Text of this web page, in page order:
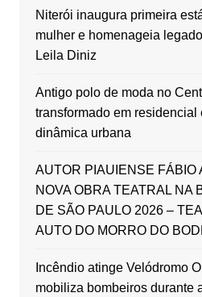
Niterói inaugura primeira
mulher e homenageia
Leila Diniz
Antigo polo de moda no
transformado em residencial
dinâmica urbana
AUTOR PIAUIENSE FÁBIO
NOVA OBRA TEATRAL NA
DE SÃO PAULO 2026 –
AUTO DO MORRO DO
Incêndio atinge Velódromo
mobiliza bombeiros durante